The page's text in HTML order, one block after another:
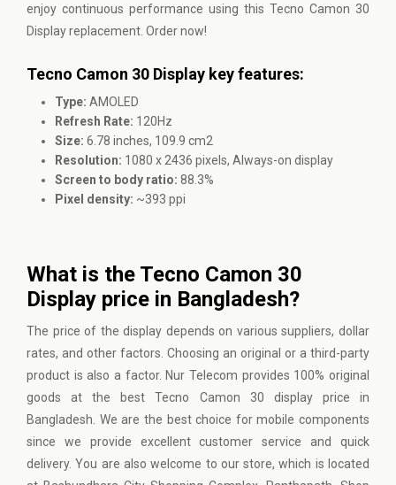
enjoy continuous performance using this Tecno Camon 30
Display replacement. Order now!
Tecno Camon 30 Display key features:
Type: AMOLED
Refresh Rate: 120Hz
Size: 6.78 inches, 109.9 cm2
Resolution: 1080 x 2436 pixels, Always-on display
Screen to body ratio: 88.3%
Pixel density: ~393 ppi
What is the Tecno Camon 30
Display price in Bangladesh?
The price of the display depends on various suppliers, dollar
rates, and other factors. Choosing an original or a third-party
product is also a factor. Nur Telecom provides 100% original
goods at the best Tecno Camon 30 display price in
Bangladesh. We are the best choice for mobile components
since we provide excellent customer service and quick
delivery. You are also welcome to our store, which is located